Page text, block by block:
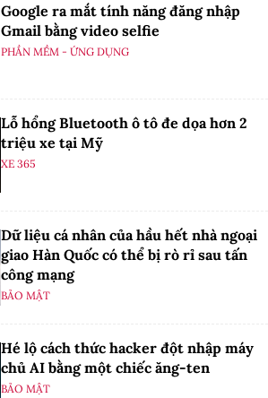
Google ra mắt tính năng đăng nhập
Gmail bằng video selfie
PHẦN MỀM - ỨNG DỤNG
Lỗ hổng Bluetooth ô tô đe dọa hơn 2
triệu xe tại Mỹ
XE 365
Dữ liệu cá nhân của hầu hết nhà ngoại
giao Hàn Quốc có thể bị rò rỉ sau tấn
công mạng
BẢO MẬT
Hé lộ cách thức hacker đột nhập máy
chủ AI bằng một chiếc ăng-ten
BẢO MẬT